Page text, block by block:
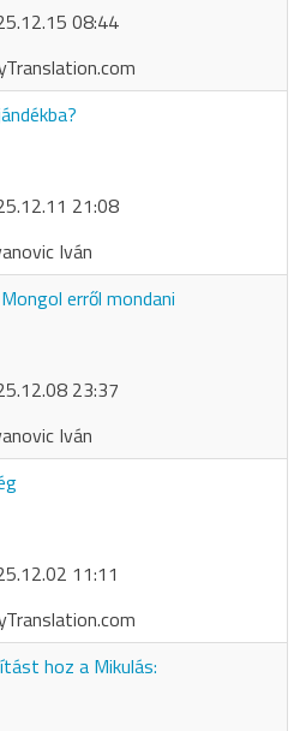
08:44
21:08
Iván
erről mondani
23:37
Iván
11:11
hoz a Mikulás: